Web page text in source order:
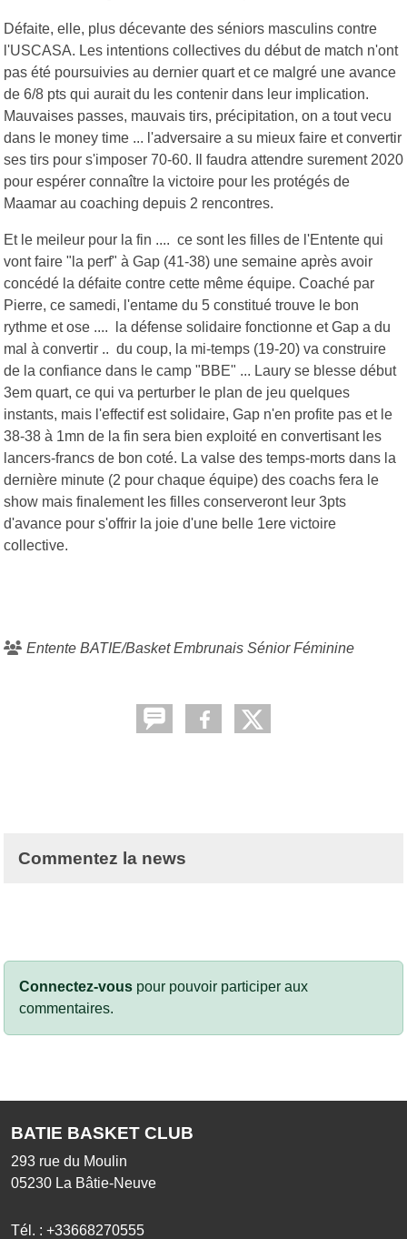
Défaite, elle, plus décevante des séniors masculins contre
l'USCASA. Les intentions collectives du début de match n'ont
pas été poursuivies au dernier quart et ce malgré une avance
de 6/8 pts qui aurait du les contenir dans leur implication.
Mauvaises passes, mauvais tirs, précipitation, on a tout vecu
dans le money time ... l'adversaire a su mieux faire et convertir
ses tirs pour s'imposer 70-60. Il faudra attendre surement 2020
pour espérer connaître la victoire pour les protégés de
Maamar au coaching depuis 2 rencontres.
Et le meileur pour la fin .... ce sont les filles de l'Entente qui
vont faire "la perf" à Gap (41-38) une semaine après avoir
concédé la défaite contre cette même équipe. Coaché par
Pierre, ce samedi, l'entame du 5 constitué trouve le bon
rythme et ose .... la défense solidaire fonctionne et Gap a du
mal à convertir .. du coup, la mi-temps (19-20) va construire
de la confiance dans le camp "BBE" ... Laury se blesse début
3em quart, ce qui va perturber le plan de jeu quelques
instants, mais l'effectif est solidaire, Gap n'en profite pas et le
38-38 à 1mn de la fin sera bien exploité en convertisant les
lancers-francs de bon coté. La valse des temps-morts dans la
dernière minute (2 pour chaque équipe) des coachs fera le
show mais finalement les filles conserveront leur 3pts
d'avance pour s'offrir la joie d'une belle 1ere victoire
collective.
Entente BATIE/Basket Embrunais Sénior Féminine
Commentez la news
Connectez-vous pour pouvoir participer aux
commentaires.
BATIE BASKET CLUB
293 rue du Moulin
05230 La Bâtie-Neuve
Tél. : +33668270555